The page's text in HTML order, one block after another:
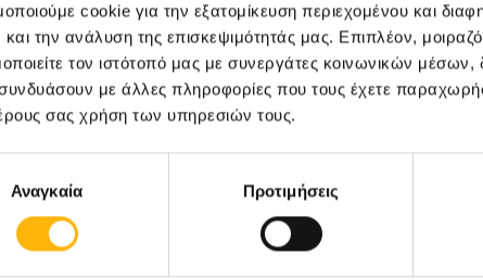
cookie για την εξατομίκευση περιεχομένου και
την ανάλυση της επισκεψιμότητάς μας. Επιπλέον,
τον ιστότοπό μας με συνεργάτες κοινωνικών
με άλλες πληροφορίες που τους έχετε
σας χρήση των υπηρεσιών τους.
Αναγκαία Προτιμήσεις
Επιστημονική
μαστού:
και
το ESMO
Οκτωβρίου
ΓΕΝΙΚΗ ΚΛΙΝΙΚΗ
ΙΑΣΩ: Ημερίδα
θέματα Λοιμώξεων»